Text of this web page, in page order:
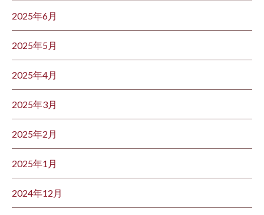
2025年6月
2025年5月
2025年4月
2025年3月
2025年2月
2025年1月
2024年12月